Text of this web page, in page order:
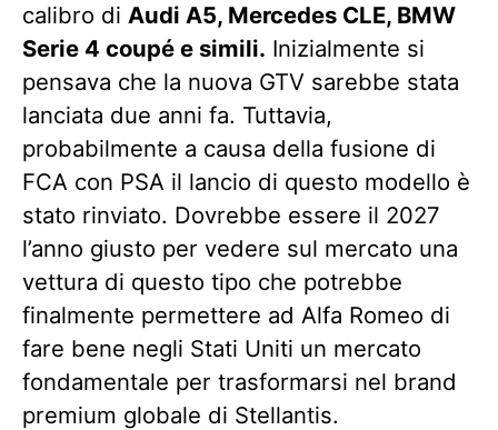
calibro di Audi A5, Mercedes CLE, BMW
Serie 4 coupé e simili. Inizialmente si
pensava che la nuova GTV sarebbe stata
lanciata due anni fa. Tuttavia,
probabilmente a causa della fusione di
FCA con PSA il lancio di questo modello è
stato rinviato. Dovrebbe essere il 2027
l’anno giusto per vedere sul mercato una
vettura di questo tipo che potrebbe
finalmente permettere ad Alfa Romeo di
fare bene negli Stati Uniti un mercato
fondamentale per trasformarsi nel brand
premium globale di Stellantis.